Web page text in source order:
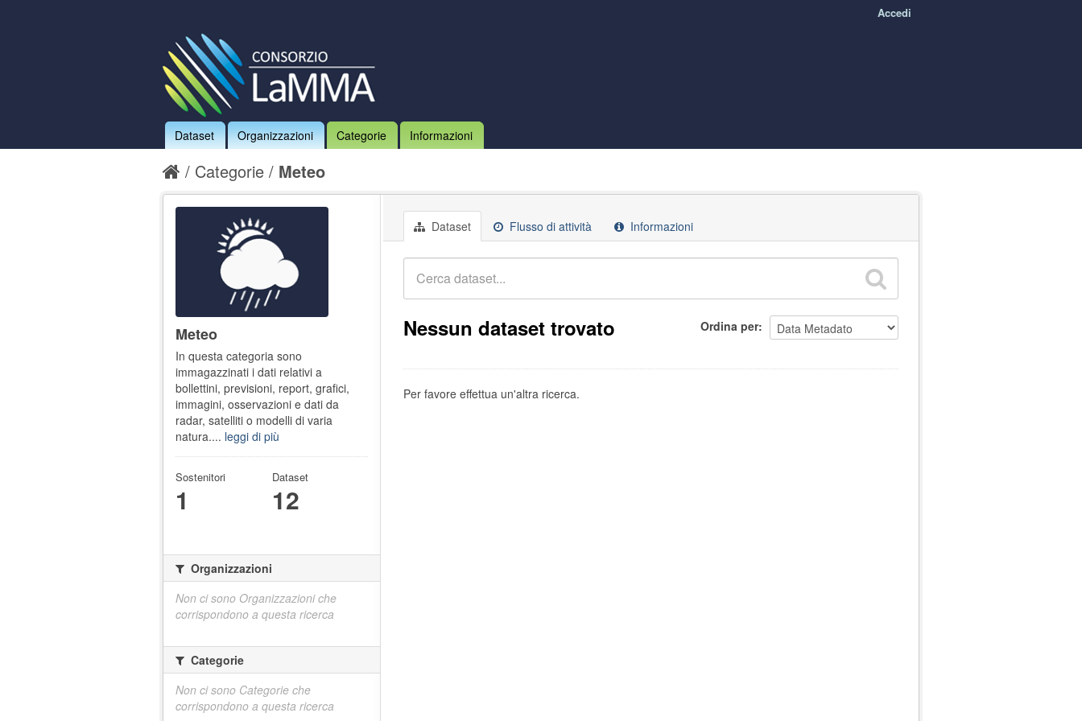
Accedi
Dataset Organizzazioni Categorie Informazioni
Categorie Meteo
Dataset Flusso di attività Informazioni
Ordina per
Nessun dataset trovato
Per favore effettua un'altra ricerca.
Meteo
In questa categoria sono
immagazzinati i dati relativi a
bollettini, previsioni, report, grafici,
immagini, osservazioni e dati da
radar, satelliti o modelli di varia
natura.... leggi di più
Sostenitori
1
Dataset
12
Organizzazioni
Non ci sono Organizzazioni che
corrispondono a questa ricerca
Categorie
Non ci sono Categorie che
corrispondono a questa ricerca